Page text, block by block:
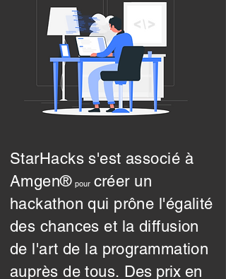
StarHacks s'est associé à
Amgen® pour créer un
hackathon qui prône l'égalité
des chances et la diffusion
de l'art de la programmation
auprès de tous. Des prix en